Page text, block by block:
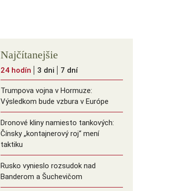
Najčítanejšie
24 hodín 3 dni 7 dní
Trumpova vojna v Hormuze:
Výsledkom bude vzbura v Európe
Dronové kliny namiesto tankových:
Čínsky ️„kontajnerový roj“ mení
taktiku
Rusko vynieslo rozsudok nad
Banderom a Šuchevičom